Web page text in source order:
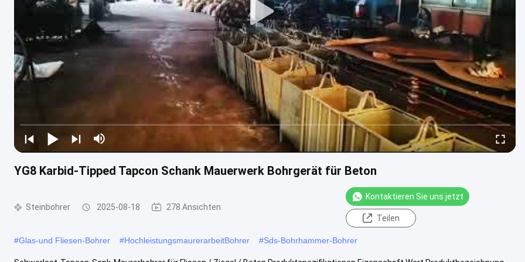
YG8 Karbid-Tipped Tapcon Schank Mauerwerk Bohrgerät für Beton
Steinbohrer 2025-08-18 278 Ansichten
Kontaktieren Sie uns jetzt
Teilen
#Glas-und Fliesen-Bohrer #HochleistungsmaurerarbeitBohrer #Sds-Bohrhammer-Bohrer